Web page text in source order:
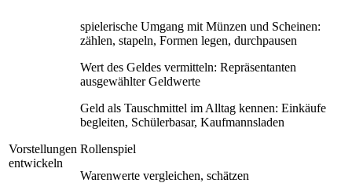
Vorstellungen
entwickeln
spielerische Umgang mit Münzen und Scheinen:
zählen, stapeln, Formen legen, durchpausen
Wert des Geldes vermitteln: Repräsentanten
ausgewählter Geldwerte
Geld als Tauschmittel im Alltag kennen: Einkäufe
begleiten, Schülerbasar, Kaufmannsladen
Rollenspiel
Warenwerte vergleichen, schätzen